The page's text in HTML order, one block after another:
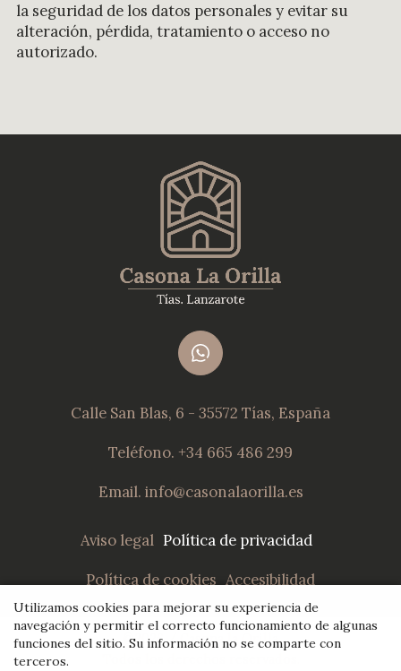
Utilizamos cookies para mejorar su experiencia de
navegación y permitir el correcto funcionamiento de algunas
funciones del sitio. Su información no se comparte con
terceros.
la seguridad de los datos personales y evitar su
alteración, pérdida, tratamiento o acceso no
autorizado.
Calle San Blas, 6 - 35572 Tías, España
Teléfono. +34 665 486 299
Email. info@casonalaorilla.es
Aviso legal Política de privacidad
Política de cookies Accesibilidad
©2026 / Casona la Orilla